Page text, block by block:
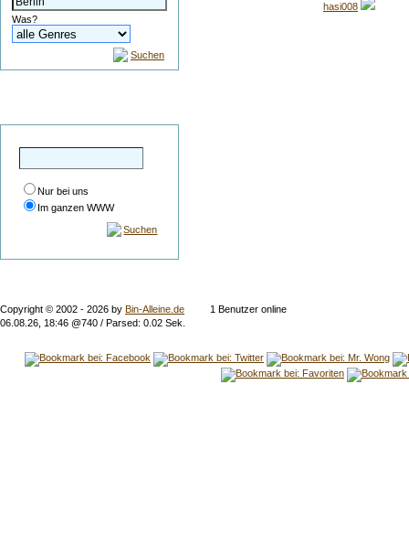
Was?
Suchen
Nur bei uns
Im ganzen WWW
Suchen
hasi008
Copyright © 2002 - 2026 by Bin-Alleine.de
1 Benutzer online
06.08.26, 18:46 @740 / Parsed: 0.02 Sek.